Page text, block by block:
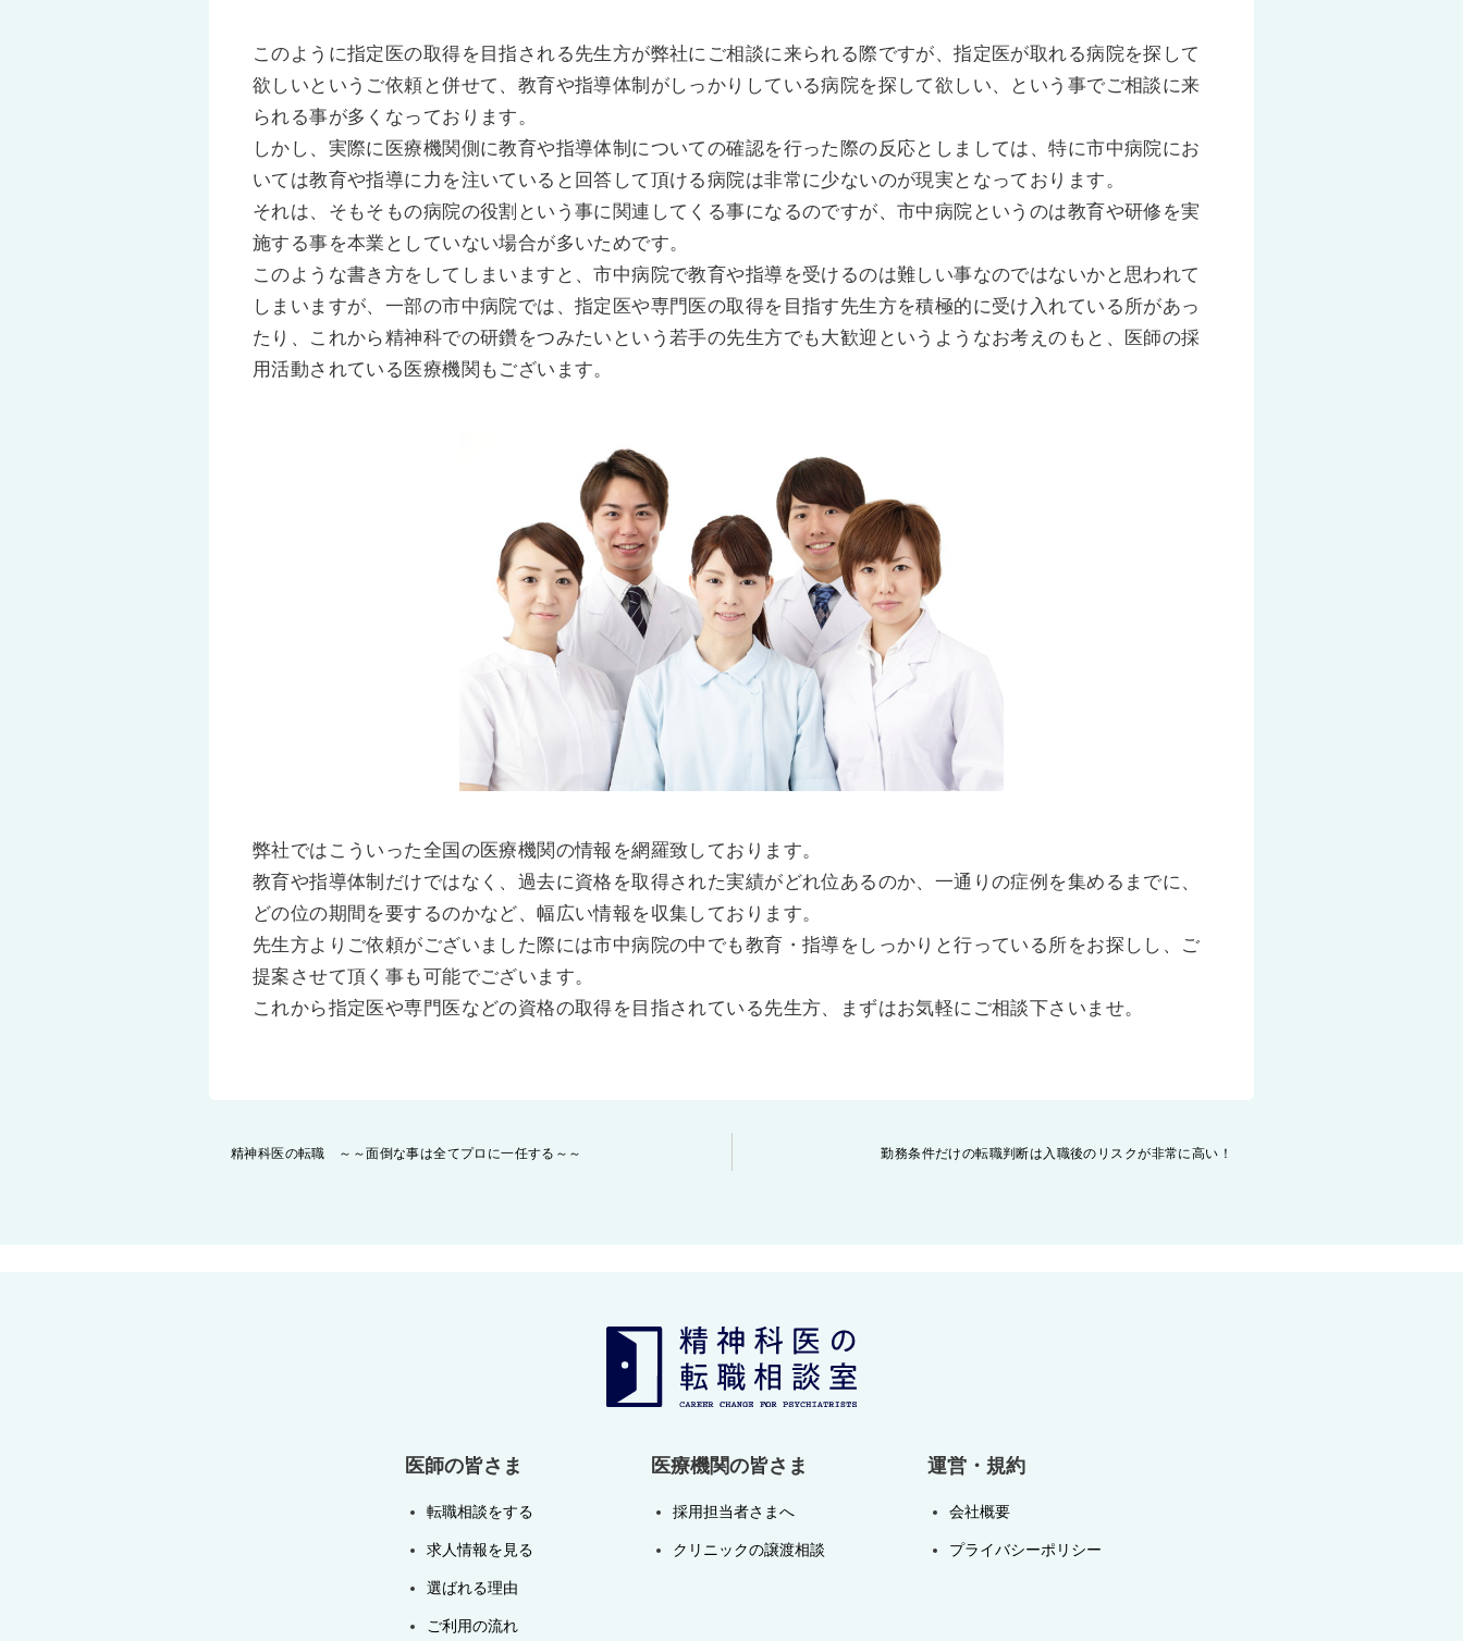
このように指定医の取得を目指される先生方が弊社にご相談に来られる際ですが、指定医が取れる病院を探して
欲しいというご依頼と併せて、教育や指導体制がしっかりしている病院を探して欲しい、という事でご相談に来
られる事が多くなっております。
しかし、実際に医療機関側に教育や指導体制についての確認を行った際の反応としましては、特に市中病院にお
いては教育や指導に力を注いていると回答して頂ける病院は非常に少ないのが現実となっております。
それは、そもそもの病院の役割という事に関連してくる事になるのですが、市中病院というのは教育や研修を実
施する事を本業としていない場合が多いためです。
このような書き方をしてしまいますと、市中病院で教育や指導を受けるのは難しい事なのではないかと思われて
しまいますが、一部の市中病院では、指定医や専門医の取得を目指す先生方を積極的に受け入れている所があっ
たり、これから精神科での研鑽をつみたいという若手の先生方でも大歓迎というようなお考えのもと、医師の採
用活動されている医療機関もございます。
弊社ではこういった全国の医療機関の情報を網羅致しております。
教育や指導体制だけではなく、過去に資格を取得された実績がどれ位あるのか、一通りの症例を集めるまでに、
どの位の期間を要するのかなど、幅広い情報を収集しております。
先生方よりご依頼がございました際には市中病院の中でも教育・指導をしっかりと行っている所をお探しし、ご
提案させて頂く事も可能でございます。
これから指定医や専門医などの資格の取得を目指されている先生方、まずはお気軽にご相談下さいませ。
投精神科医の転職 ～～面倒な事は全てプロに一任する～～ 勤務条件だけの転職判断は入職後のリスクが非常に高い！
医師の皆さま
転職相談をする
求人情報を見る
選ばれる理由
ご利用の流れ
医療機関の皆さま
採用担当者さまへ
クリニックの譲渡相談
運営・規約
会社概要
プライバシーポリシー